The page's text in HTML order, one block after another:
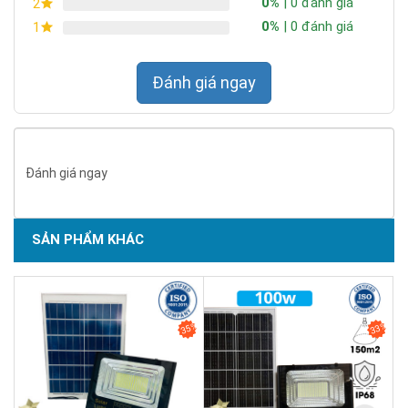
SẢN PHẨM CHẤT LƯỢNG - DỊCH VỤ TIN DÙNG LẦN VII - 2020
2
1
0% | 0 đánh giá
Đánh giá ngay
Đánh giá ngay
SẢN PHẨM KHÁC
35% 33%